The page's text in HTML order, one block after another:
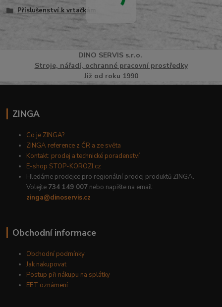
Příslušenství k vrtačkám
DINO SERVISs.r.o.
Stroje, nářadí, ochranné pracovní prostředky
Již od roku 1990
ZINGA
Co je ZINGA?
ZINGA reference z ČR a ze světa
Kontakt: prodej a technické poradenství
E-shop STOP-KOROZI.cz
Hledáme prodejce pro regionální prodej produktů ZINGA.
Volejte 734 149 007 nebo napište na email:
zinga@dinoservis.cz
Obchodní informace
Obchodní podmínky
Jak nakupovat
Postup při nákupu na splátky
EET oznámení